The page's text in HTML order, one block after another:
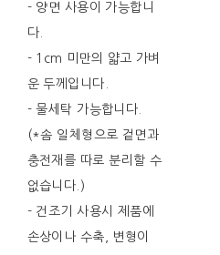
- 양면 사용이 가능합니
다.
- 1cm 미만의 얇고 가벼
운 두께입니다.
- 물세탁 가능합니다.
(*솜 일체형으로 겉면과
충전재를 따로 분리할 수
없습니다.)
- 건조기 사용시 제품에
손상이나 수축, 변형이